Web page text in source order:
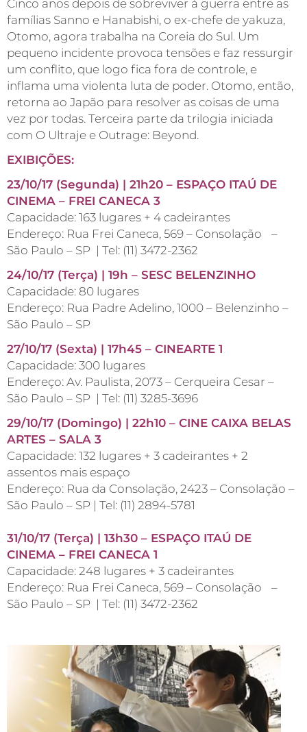
Cinco anos depois de sobreviver à guerra entre as
famílias Sanno e Hanabishi, o ex-chefe de yakuza,
Otomo, agora trabalha na Coreia do Sul. Um
pequeno incidente provoca tensões e faz ressurgir
um conflito, que logo fica fora de controle, e
inflama uma violenta luta de poder. Otomo, então,
retorna ao Japão para resolver as coisas de uma
vez por todas. Terceira parte da trilogia iniciada
com O Ultraje e Outrage: Beyond.
EXIBIÇÕES:
23/10/17 (Segunda) | 21h20 – ESPAÇO ITAÚ DE
CINEMA – FREI CANECA 3
Capacidade: 163 lugares + 4 cadeirantes
Endereço: Rua Frei Caneca, 569 – Consolação –
São Paulo – SP | Tel: (11) 3472-2362
24/10/17 (Terça) | 19h – SESC BELENZINHO
Capacidade: 80 lugares
Endereço: Rua Padre Adelino, 1000 – Belenzinho –
São Paulo – SP
27/10/17 (Sexta) | 17h45 – CINEARTE 1
Capacidade: 300 lugares
Endereço: Av. Paulista, 2073 – Cerqueira Cesar –
São Paulo – SP | Tel: (11) 3285-3696
29/10/17 (Domingo) | 22h10 – CINE CAIXA BELAS
ARTES – SALA 3
Capacidade: 132 lugares + 3 cadeirantes + 2
assentos mais espaço
Endereço: Rua da Consolação, 2423 – Consolação –
São Paulo – SP | Tel: (11) 2894-5781
31/10/17 (Terça) | 13h30 – ESPAÇO ITAÚ DE
CINEMA – FREI CANECA 1
Capacidade: 248 lugares + 3 cadeirantes
Endereço: Rua Frei Caneca, 569 – Consolação –
São Paulo – SP | Tel: (11) 3472-2362